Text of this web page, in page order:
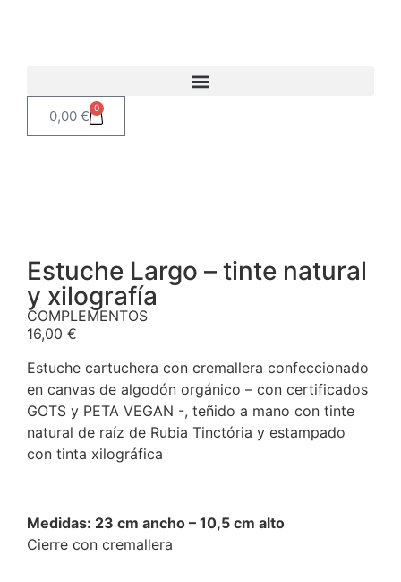
0,00 € 0
Estuche Largo – tinte natural
y xilografía
COMPLEMENTOS
16,00 €
Estuche cartuchera con cremallera confeccionado
en canvas de algodón orgánico – con certificados
GOTS y PETA VEGAN -, teñido a mano con tinte
natural de raíz de Rubia Tinctória y estampado
con tinta xilográfica
Medidas: 23 cm ancho – 10,5 cm alto
Cierre con cremallera